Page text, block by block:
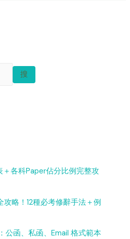
搜
＋各科Paper佔分比例完整攻
攻略！12種必考修辭手法＋例
公函、私函、Email 格式範本